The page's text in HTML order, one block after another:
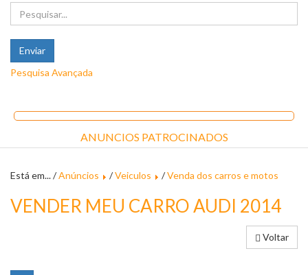
Pesquisa Avançada
ANUNCIOS PATROCINADOS
Está em... /Anúncios /Veiculos /Venda dos carros e motos
VENDER MEU CARRO AUDI 2014
Voltar